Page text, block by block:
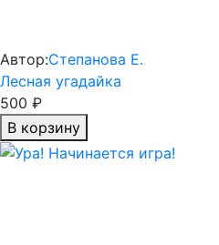
Автор:Степанова Е.
Лесная угадайка
500 ₽
В корзину